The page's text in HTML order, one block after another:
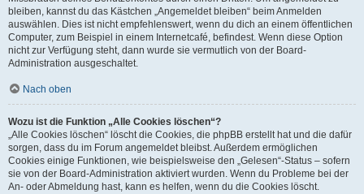
bleiben, kannst du das Kästchen „Angemeldet bleiben“ beim Anmelden
auswählen. Dies ist nicht empfehlenswert, wenn du dich an einem öffentlichen
Computer, zum Beispiel in einem Internetcafé, befindest. Wenn diese Option
nicht zur Verfügung steht, dann wurde sie vermutlich von der Board-
Administration ausgeschaltet.
Nach oben
Wozu ist die Funktion „Alle Cookies löschen“?
„Alle Cookies löschen“ löscht die Cookies, die phpBB erstellt hat und die dafür
sorgen, dass du im Forum angemeldet bleibst. Außerdem ermöglichen
Cookies einige Funktionen, wie beispielsweise den „Gelesen“-Status – sofern
sie von der Board-Administration aktiviert wurden. Wenn du Probleme bei der
An- oder Abmeldung hast, kann es helfen, wenn du die Cookies löscht.